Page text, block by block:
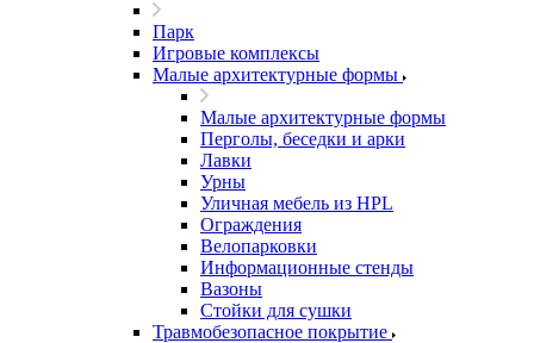
Парк
Игровые комплексы
Малые архитектурные формы
Малые архитектурные формы
Перголы, беседки и арки
Лавки
Урны
Уличная мебель из HPL
Ограждения
Велопарковки
Информационные стенды
Вазоны
Стойки для сушки
Травмобезопасное покрытие